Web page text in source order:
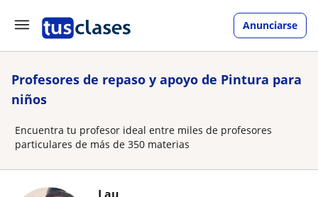
Anunciarse
Profesores de repaso y apoyo de Pintura para
niños
Encuentra tu profesor ideal entre miles de profesores
particulares de más de 350 materias